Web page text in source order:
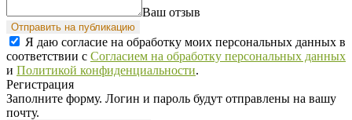
Ваш отзыв
Отправить на публикацию
Я даю согласие на обработку моих персональных данных в
соответствии с Согласием на обработку персональных данных
и Политикой конфиденциальности.
Регистрация
Заполните форму. Логин и пароль будут отправлены на вашу
почту.